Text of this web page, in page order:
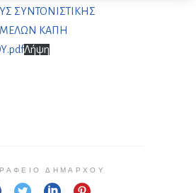
ΣΥΝΤΟΝΙΣΤΙΚΗΣ
ΜΕΛΩΝ ΚΑΠΗ
Λήψη
ΔΗΜΆΡΧΟΥ